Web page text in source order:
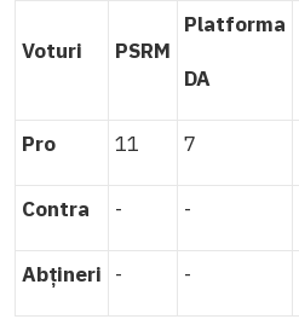
Voturi PSRM
Platforma
DA
Pro 11 7
Contra - -
Abțineri - -